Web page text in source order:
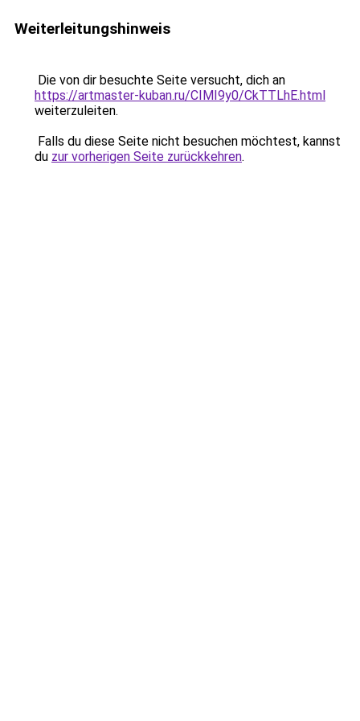
Weiterleitungshinweis
Die von dir besuchte Seite versucht, dich an
https://artmaster-kuban.ru/CIMI9y0/CkTTLhE.html
weiterzuleiten.
Falls du diese Seite nicht besuchen möchtest, kannst
du zur vorherigen Seite zurückkehren.